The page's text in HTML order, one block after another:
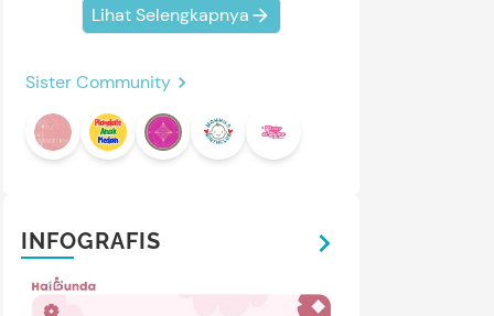
Lihat Selengkapnya
Sister Community
INFOGRAFIS